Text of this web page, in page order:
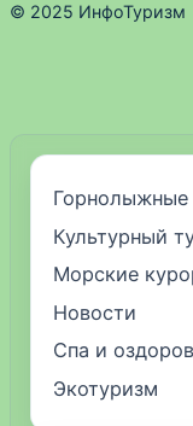
© 2025 ИнфоТуризм
Горнолыжные
Культурный
Морские
Новости
Спа и
Экотуризм